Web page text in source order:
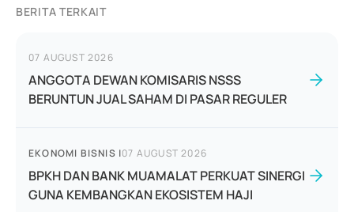
BERITA TERKAIT
07 AUGUST 2026
ANGGOTA DEWAN KOMISARIS NSSS
BERUNTUN JUAL SAHAM DI PASAR REGULER
EKONOMI BISNIS |07 AUGUST 2026
BPKH DAN BANK MUAMALAT PERKUAT SINERGI
GUNA KEMBANGKAN EKOSISTEM HAJI